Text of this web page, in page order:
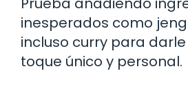
inesperados como
incluso curry para
toque único y personal.